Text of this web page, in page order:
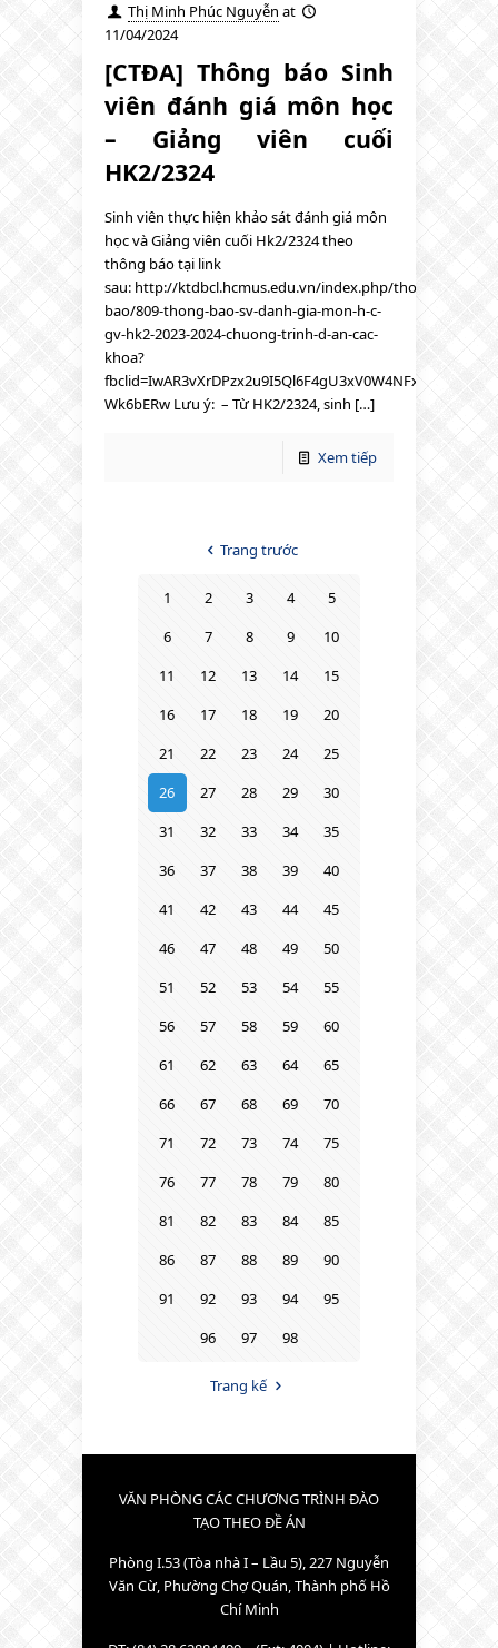
Thị Minh Phúc Nguyễn at
11/04/2024
[CTĐA] Thông báo Sinh
viên đánh giá môn học
– Giảng viên cuối
HK2/2324
Sinh viên thực hiện khảo sát đánh giá môn
học và Giảng viên cuối Hk2/2324 theo
thông báo tại link
sau: http://ktdbcl.hcmus.edu.vn/index.php/thong-
bao/809-thong-bao-sv-danh-gia-mon-h-c-
gv-hk2-2023-2024-chuong-trinh-d-an-cac-
khoa?
Wk6bERw Lưu ý: – Từ HK2/2324, sinh […]
Xem tiếp
Trang trước
1 2 3 4
5
6
7 8 9
10
11
12 13 14
15
16
17 18 19
20
21
22 23 24
25
26
27 28 29
30
31
32 33 34
35
36
37 38 39
40
41
42 43 44
45
46
47 48 49
50
51
52 53 54
55
56
57 58 59
60
61
62 63 64
65
66
67 68 69
70
71
72 73 74
75
76
77 78 79
80
81
82 83 84
85
86
87 88 89
90
91
92 93 94
95
96
97 98
Trang kế
VĂN PHÒNG CÁC CHƯƠNG TRÌNH ĐÀO
TẠO THEO ĐỀ ÁN
Phòng I.53 (Tòa nhà I – Lầu 5), 227 Nguyễn
Văn Cừ, Phường Chợ Quán, Thành phố Hồ
Chí Minh